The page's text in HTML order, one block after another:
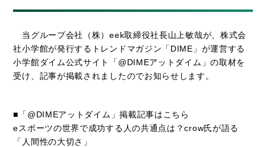
当グループ会社（株）eek取締役社長山上敏哉が、株式会
社小学館が発行するトレンドマガジン「DIME」が運営する
小学館ダイム公式サイト「@DIMEアットダイム」の取材を
受け、記事が掲載されましたのでお知らせします。
■「@DIMEアットダイム」掲載記事はこちら
eスポーツの世界で成功する人の共通点は？crow氏が語る
「人間性の大切さ」